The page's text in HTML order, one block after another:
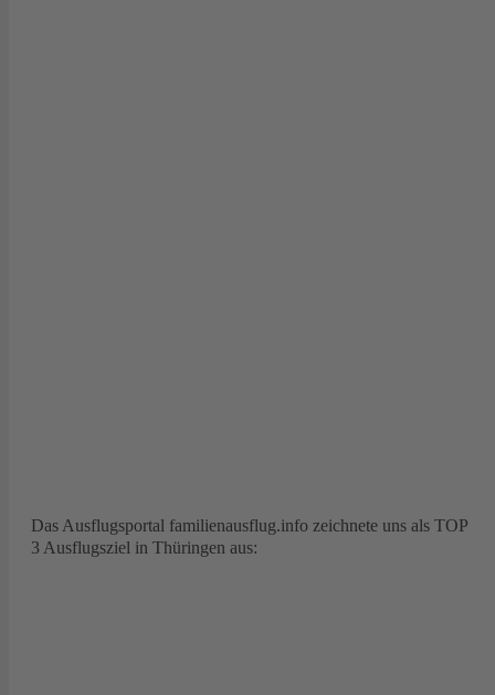
Das Ausflugsportal familienausflug.info zeichnete uns als TOP
3 Ausflugsziel in Thüringen aus: